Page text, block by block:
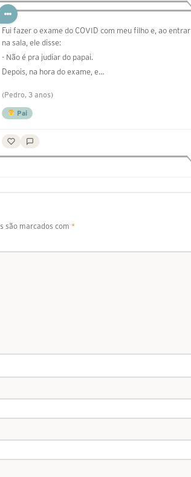
Fui fazer o exame do COVID com meu filho e, ao entrar
na sala, ele disse:
- Não é pra judiar do papai.
Depois, na hora do exame, e…
(Pedro, 3 anos)
Pai
são marcados com *